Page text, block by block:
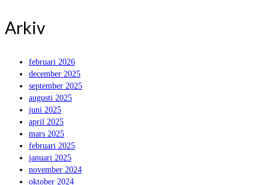
Arkiv
februari 2026
december 2025
september 2025
augusti 2025
juni 2025
april 2025
mars 2025
februari 2025
januari 2025
november 2024
oktober 2024